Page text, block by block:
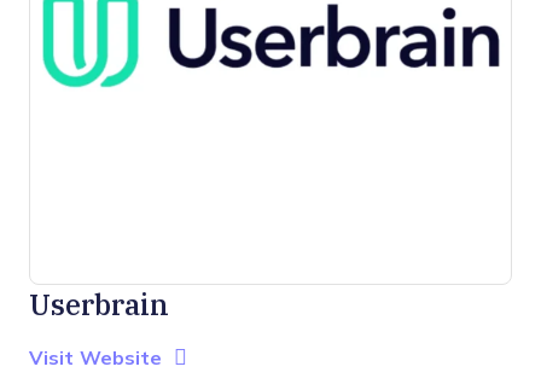
Userbrain
Visit Website Opens New Window